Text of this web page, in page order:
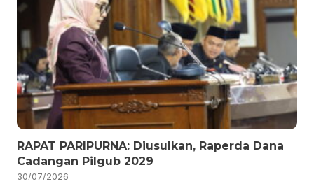
RAPAT PARIPURNA: Diusulkan, Raperda Dana
Cadangan Pilgub 2029
30/07/2026